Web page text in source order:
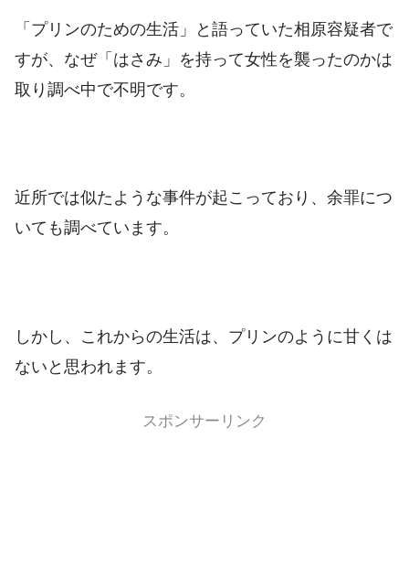
「プリンのための生活」と語っていた相原容疑者で
すが、なぜ「はさみ」を持って女性を襲ったのかは
取り調べ中で不明です。
近所では似たような事件が起こっており、余罪につ
いても調べています。
しかし、これからの生活は、プリンのように甘くは
ないと思われます。
スポンサーリンク